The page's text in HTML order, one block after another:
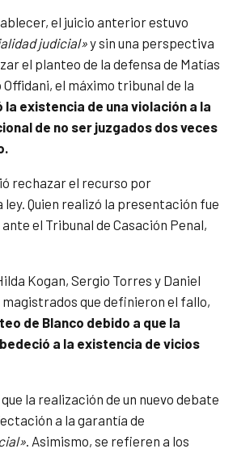
el juicio anterior estuvo
judicial»y sin una perspectiva
el planteo de la defensa de Matías
el máximo tribunal de la
existencia de una violación a la
de no ser juzgados dos veces
rechazar el recurso por
Quien realizó la presentación fue
el Tribunal de Casación Penal,
Kogan, Sergio Torres y Daniel
magistrados que definieron el fallo,
de Blanco debido a que la
a la existencia de vicios
la realización de un nuevo debate
a la garantía de
. Asimismo, se refieren a los